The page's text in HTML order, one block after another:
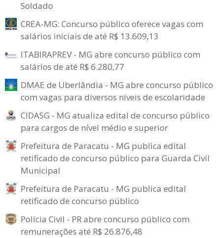
Soldado
CREA-MG: Concurso público oferece vagas com
salários iniciais de até R$ 13.609,13
ITABIRAPREV - MG abre concurso público com
salários de até R$ 6.280,77
DMAE de Uberlândia - MG abre concurso público
com vagas para diversos níveis de escolaridade
CIDASG - MG atualiza edital de concurso público
para cargos de nível médio e superior
Prefeitura de Paracatu - MG publica edital
retificado de concurso público para Guarda Civil
Municipal
Prefeitura de Paracatu - MG publica edital
retificado de concurso público
Polícia Civil - PR abre concurso público com
remunerações até R$ 26.876,48